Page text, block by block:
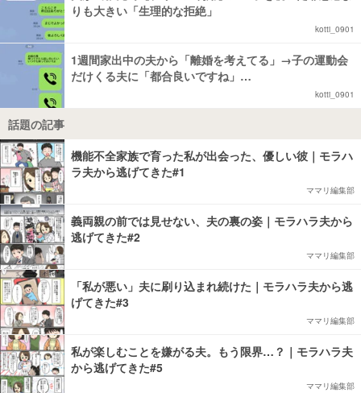
りも大きい「生理的な拒絶」
kotti_0901
1週間家出中の夫から「離婚を考えてる」→子の運動会
だけくる夫に「都合良いですね」…
kotti_0901
話題の記事
機能不全家族で育った私が出会った、優しい彼｜モラハ
ラ夫から逃げてきた#1
ママリ編集部
義両親の前では見せない、夫の裏の姿｜モラハラ夫から
逃げてきた#2
ママリ編集部
「私が悪い」夫に刷り込まれ続けた｜モラハラ夫から逃
げてきた#3
ママリ編集部
私が楽しむことを嫌がる夫。もう限界…？｜モラハラ夫
から逃げてきた#5
ママリ編集部